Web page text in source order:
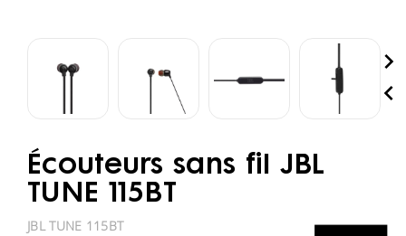


Écouteurs sans fil JBL
TUNE 115BT
JBL TUNE 115BT